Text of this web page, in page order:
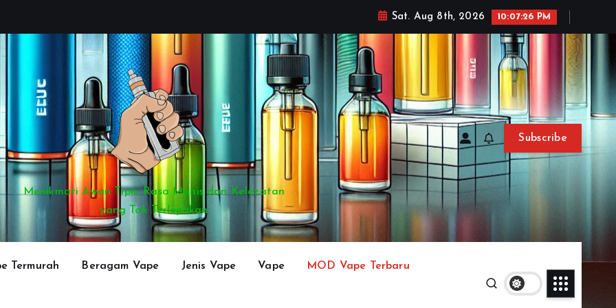
Sat. Aug 8th, 2026 10:07:28 PM
Menikmati Awan Tipis, Rasa Manis dan Kelezatan
yang Tak Terlupakan
Subscribe
Termurah Beragam Vape Jenis Vape Vape MOD Vape Terbaru